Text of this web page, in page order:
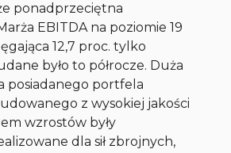
ponadprzeciętna
EBITDA na poziomie 19
12,7 proc. tylko
było to półrocze. Duża
posiadanego portfela
z wysokiej jakości
wzrostów były
dla sił zbrojnych,